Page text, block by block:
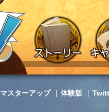
マスターアップ 体験版